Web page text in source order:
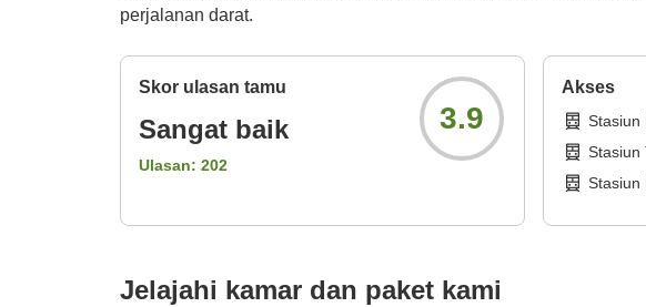
perjalanan darat.
Skor ulasan tamu
Sangat baik
Ulasan: 202
3.9
Akses
Stasiun
Stasiun
Stasiun
Jelajahi kamar dan paket kami